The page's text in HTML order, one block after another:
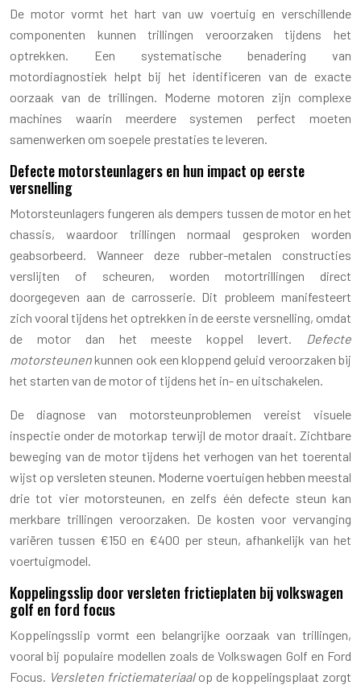
De motor vormt het hart van uw voertuig en verschillende
componenten kunnen trillingen veroorzaken tijdens het
optrekken. Een systematische benadering van
motordiagnostiek helpt bij het identificeren van de exacte
oorzaak van de trillingen. Moderne motoren zijn complexe
machines waarin meerdere systemen perfect moeten
samenwerken om soepele prestaties te leveren.
Defecte motorsteunlagers en hun impact op eerste
versnelling
Motorsteunlagers fungeren als dempers tussen de motor en het
chassis, waardoor trillingen normaal gesproken worden
geabsorbeerd. Wanneer deze rubber-metalen constructies
verslijten of scheuren, worden motortrillingen direct
doorgegeven aan de carrosserie. Dit probleem manifesteert
zich vooral tijdens het optrekken in de eerste versnelling, omdat
de motor dan het meeste koppel levert.
Defecte
motorsteunenkunnen ook een kloppend geluid veroorzaken bij
het starten van de motor of tijdens het in- en uitschakelen.
De diagnose van motorsteunproblemen vereist visuele
inspectie onder de motorkap terwijl de motor draait. Zichtbare
beweging van de motor tijdens het verhogen van het toerental
wijst op versleten steunen. Moderne voertuigen hebben meestal
drie tot vier motorsteunen, en zelfs één defecte steun kan
merkbare trillingen veroorzaken. De kosten voor vervanging
variëren tussen €150 en €400 per steun, afhankelijk van het
voertuigmodel.
Koppelingsslip door versleten frictieplaten bij volkswagen
golf en ford focus
Koppelingsslip vormt een belangrijke oorzaak van trillingen,
vooral bij populaire modellen zoals de Volkswagen Golf en Ford
Focus. Versleten frictiemateriaalop de koppelingsplaat zorgt